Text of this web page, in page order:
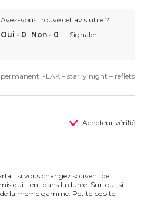
Avez-vous trouvé cet avis utile ?
Oui - 0 Non - 0 Signaler
I-LAK – starry night – reflets
Acheteur vérifié
si vous changez souvent de
qui tient dans la duree. Surtout si
la meme gamme. Petite pepite !